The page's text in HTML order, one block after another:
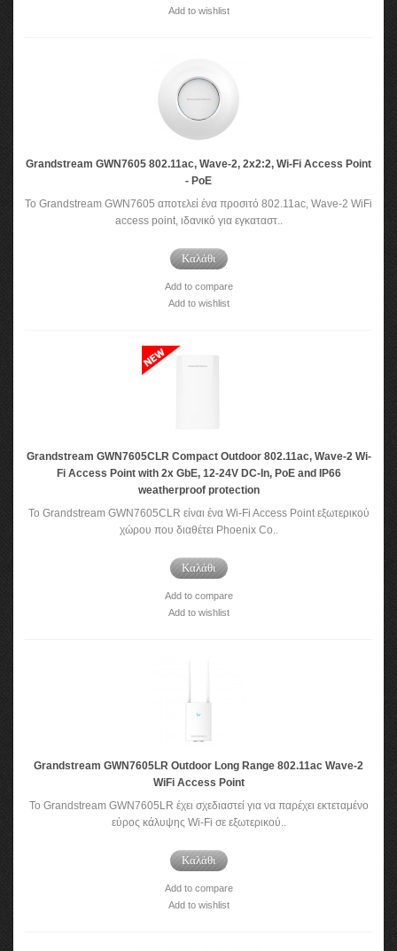
Add to wishlist
Grandstream GWN7605 802.11ac, Wave-2, 2x2:2, Wi-Fi Access Point
- PoE
To Grandstream GWN7605 αποτελεί ένα προσιτό 802.11ac, Wave-2 WiFi
access point, ιδανικό για εγκαταστ..
Καλάθι
Add to compare
Add to wishlist
Grandstream GWN7605CLR Compact Outdoor 802.11ac, Wave-2 Wi-
Fi Access Point with 2x GbE, 12-24V DC-In, PoE and IP66
weatherproof protection
To Grandstream GWN7605CLR είναι ένα Wi-Fi Access Point εξωτερικού
χώρου που διαθέτει Phoenix Co..
Καλάθι
Add to compare
Add to wishlist
Grandstream GWN7605LR Outdoor Long Range 802.11ac Wave-2
WiFi Access Point
To Grandstream GWN7605LR έχει σχεδιαστεί για να παρέχει εκτεταμένο
εύρος κάλυψης Wi-Fi σε εξωτερικού..
Καλάθι
Add to compare
Add to wishlist